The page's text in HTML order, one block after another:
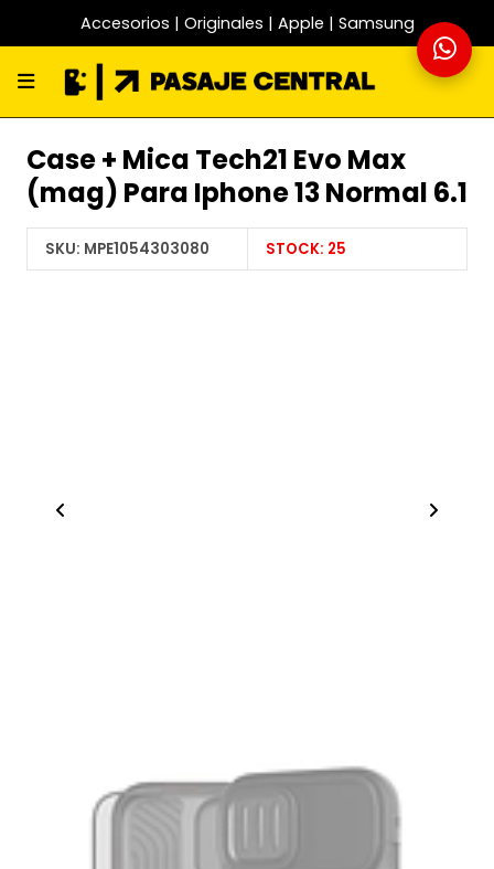
Accesorios | Originales | Apple | Samsung
Case + Mica Tech21 Evo Max
(mag) Para Iphone 13 Normal 6.1
SKU: MPE1054303080 STOCK: 25